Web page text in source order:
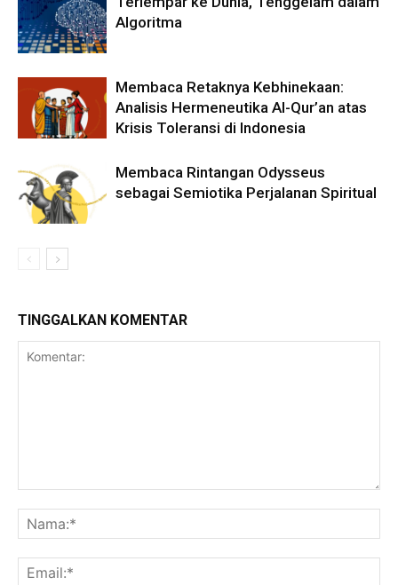
Algoritma
Membaca Retaknya Kebhinekaan:
Analisis Hermeneutika Al-Qur’an atas
Krisis Toleransi di Indonesia
Membaca Rintangan Odysseus
sebagai Semiotika Perjalanan Spiritual
TINGGALKAN KOMENTAR